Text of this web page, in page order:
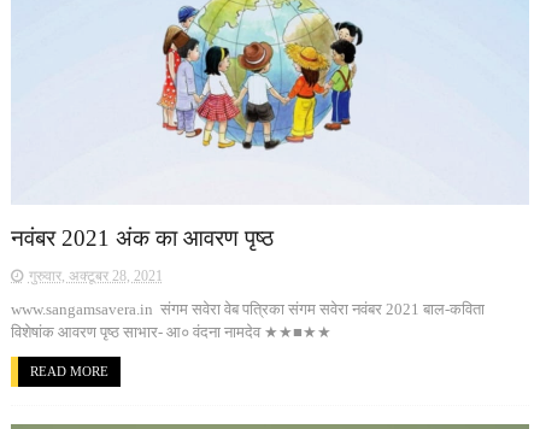
नवंबर 2021 अंक का आवरण पृष्ठ
गुरुवार, अक्टूबर 28, 2021
www.sangamsavera.in संगम सवेरा वेब पत्रिका संगम सवेरा नवंबर 2021 बाल-कविता
विशेषांक आवरण पृष्ठ साभार- आ० वंदना नामदेव ★★■★★
READ MORE